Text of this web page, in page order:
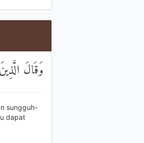
وَقَالَ
sungguh-
dapat